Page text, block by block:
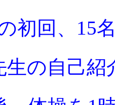
初回、15
生の自己